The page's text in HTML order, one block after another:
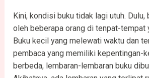
Kini, kondisi buku tidak lagi utuh. Dulu,
oleh beberapa orang di tenpat-tempat
Buku kecil yang melewati waktu dan
pembaca yang memiliki kepentingan-
berbeda, lembaran-lembaran buku